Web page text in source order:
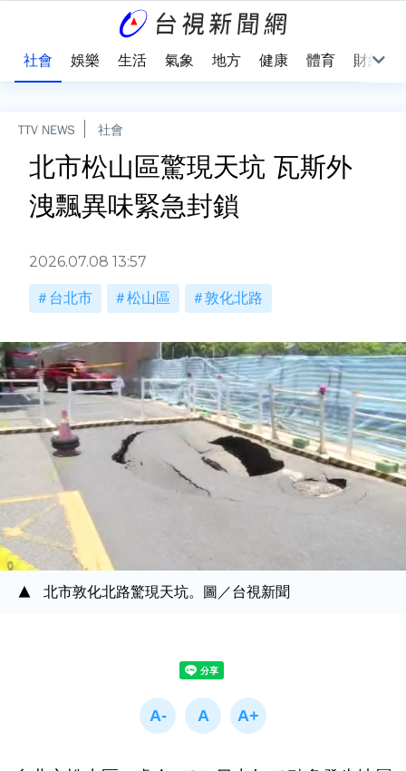
社會 娛樂 生活 氣象 地方 健康 體育 財經
TTV NEWS 社會
北市松山區驚現天坑 瓦斯外
洩飄異味緊急封鎖
2026.07.08 13:57
台北市 松山區 敦化北路
北市敦化北路驚現天坑。圖／台視新聞